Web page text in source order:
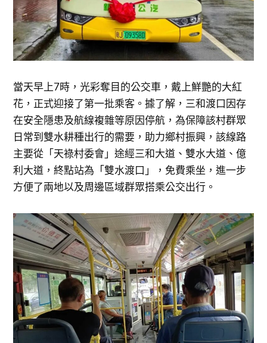
當天早上7時，光彩奪目的公交車，戴上鮮艷的大紅
花，正式迎接了第一批乘客。據了解，三和渡口因存
在安全隱患及航線複雜等原因停航，為保障該村群眾
日常到雙水耕種出行的需要，助力鄉村振興，該線路
主要從「天祿村委會」途經三和大道、雙水大道、億
利大道，終點站為「雙水渡口」，免費乘坐，進一步
方便了兩地以及周邊區域群眾搭乘公交出行。